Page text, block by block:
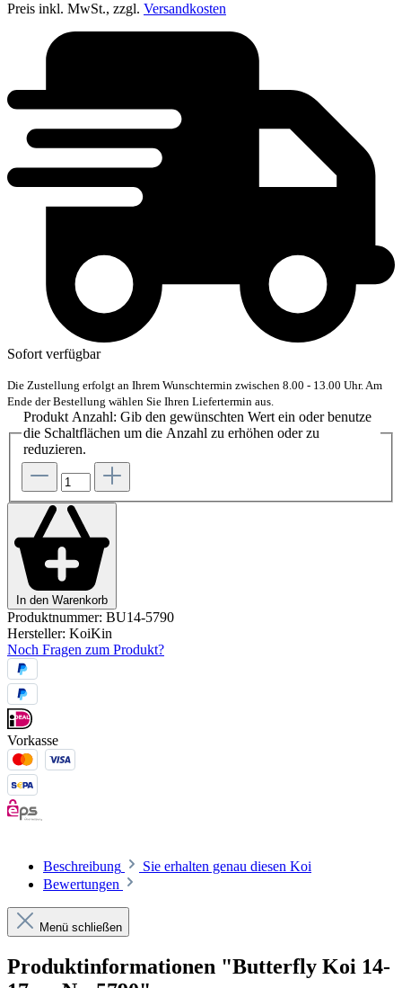
Preis inkl. MwSt., zzgl. Versandkosten
Sofort verfügbar
Die Zustellung erfolgt an Ihrem Wunschtermin zwischen 8.00 - 13.00 Uhr. Am
Ende der Bestellung wählen Sie Ihren Liefertermin aus.
Produkt Anzahl: Gib den gewünschten Wert ein oder benutze
die Schaltflächen um die Anzahl zu erhöhen oder zu
reduzieren.
In den Warenkorb
Produktnummer: BU14-5790
Hersteller: KoiKin
Noch Fragen zum Produkt?
Vorkasse
Beschreibung
Sie erhalten genau diesen Koi
Bewertungen
Menü schließen
Produktinformationen "Butterfly Koi 14-